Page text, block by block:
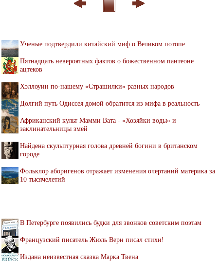
Ученые подтвердили китайский миф о Великом потопе
Пятнадцать невероятных фактов о божественном пантеоне
ацтеков
Хэллоуин по-нашему «Страшилки» разных народов
Долгий путь Одиссея домой обратится из мифа в реальность
Африканский культ Мамми Вата - «Хозяйки воды» и
заклинательницы змей
Найдена скульптурная голова древней богини в британском
городе
Фольклор аборигенов отражает изменения очертаний материка за
10 тысячелетий
В Петербурге появились будки для звонков советским поэтам
Французский писатель Жюль Верн писал стихи!
Издана неизвестная сказка Марка Твена